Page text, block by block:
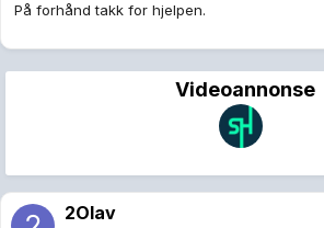
På forhånd takk for hjelpen.
Videoannonse
2Olav